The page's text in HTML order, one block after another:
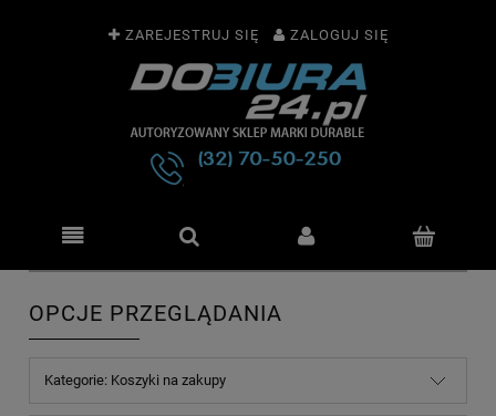
ZAREJESTRUJ SIĘ ZALOGUJ SIĘ
OPCJE PRZEGLĄDANIA
Kategorie: Koszyki na zakupy